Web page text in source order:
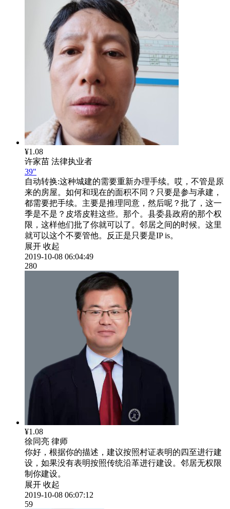
¥1.08
许家苗 法律执业者
39"
自动转换:这种城建的需要重新办理手续。哎，不管是原
来的房屋。如何和现在的面积不同？只要是参与承建，
都需要把手续。主要是推理同意，然后呢？批了，这一
季是不是？皮塔皮鞋这些。那个。县委县政府的那个权
限，这样他们批了你就可以了。邻居之间的时候。这里
就可以这个不要管他。反正是只要是IP is。
展开 收起
2019-10-08 06:04:49
280
¥1.08
徐同亮 律师
你好，根据你的描述，建议按照村证表明的四至进行建
设，如果没有表明按照传统沿革进行建设。邻居无权限
制你建设。
展开 收起
2019-10-08 06:07:12
59